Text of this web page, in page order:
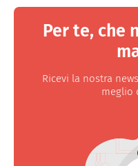
Per te, che
Ricevi la nostra
meglio